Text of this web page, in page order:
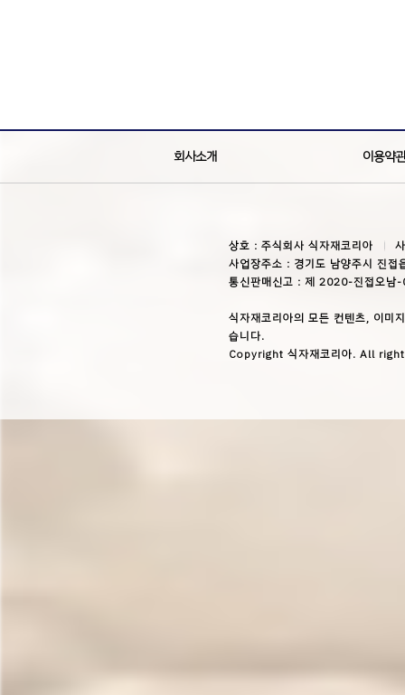
회사소개 이용약
상호 : 주식회사 식자재코리아
사업장주소 : 경기도 남양주시 진
통신판매신고 : 제 2020-진접오남
식자재코리아의 모든 컨텐츠, 이미
습니다.
Copyright 식자재코리아. All